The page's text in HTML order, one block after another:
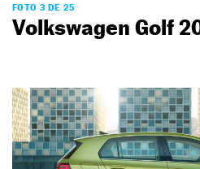
FOTO 3 DE 25
Volkswagen Golf